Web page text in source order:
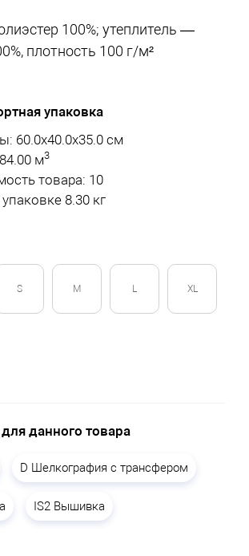
100%; утеплитель —
плотность 100 г/м²
упаковка
60.0x40.0x35.0 см
м3
товара: 10
8.30 кг
S M L XL
данного товара
D Шелкография с трансфером
IS2 Вышивка